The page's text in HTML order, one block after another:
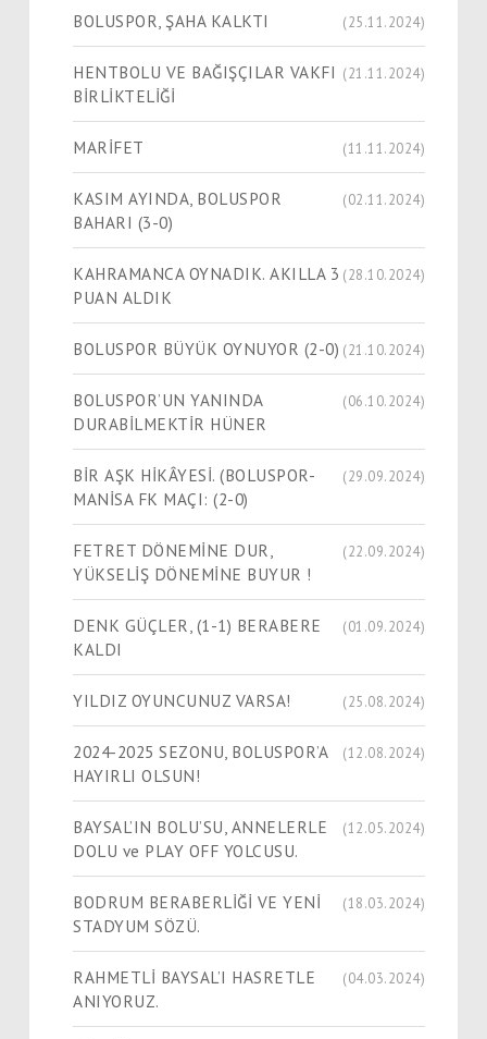
BOLUSPOR, ŞAHA KALKTI (25.11.2024)
HENTBOLU VE BAĞIŞÇILAR VAKFI
BİRLİKTELİĞİ
(21.11.2024)
MARİFET (11.11.2024)
KASIM AYINDA, BOLUSPOR
BAHARI (3-0)
(02.11.2024)
KAHRAMANCA OYNADIK. AKILLA 3
PUAN ALDIK
(28.10.2024)
BOLUSPOR BÜYÜK OYNUYOR (2-0) (21.10.2024)
BOLUSPOR’UN YANINDA
DURABİLMEKTİR HÜNER
(06.10.2024)
BİR AŞK HİKÂYESİ. (BOLUSPOR-
MANİSA FK MAÇI: (2-0)
(29.09.2024)
FETRET DÖNEMİNE DUR,
YÜKSELİŞ DÖNEMİNE BUYUR !
(22.09.2024)
DENK GÜÇLER, (1-1) BERABERE
KALDI
(01.09.2024)
YILDIZ OYUNCUNUZ VARSA! (25.08.2024)
2024-2025 SEZONU, BOLUSPOR’A
HAYIRLI OLSUN!
(12.08.2024)
BAYSAL’IN BOLU’SU, ANNELERLE
DOLU ve PLAY OFF YOLCUSU.
(12.05.2024)
BODRUM BERABERLİĞİ VE YENİ
STADYUM SÖZÜ.
(18.03.2024)
RAHMETLİ BAYSAL’I HASRETLE
ANIYORUZ.
(04.03.2024)